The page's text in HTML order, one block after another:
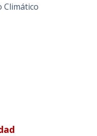
Climático